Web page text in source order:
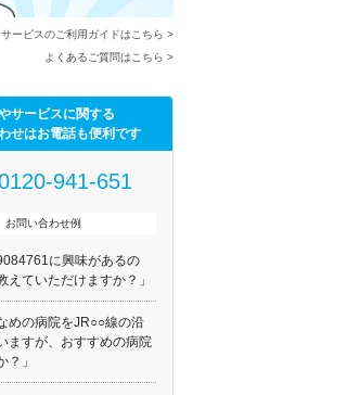
サービスのご利用ガイドはこちら >
よくあるご質問はこちら >
サービスに関する
せはお電話も便利です
941-651
お問い合わせ例
に興味があるの
えていただけますか？」
めの病院をJR○○線の沿
ますが、おすすめの病院
？」